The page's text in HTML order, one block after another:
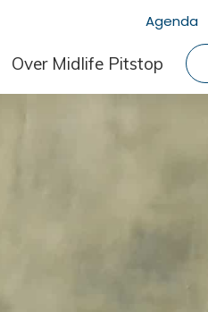
Agenda
Over Midlife Pitstop